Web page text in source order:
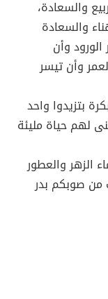
والسعادة،
والسعادة
وأن
وأن تيسر
بتزيدوا واحد
لهم حياة مليئة
الزهر والعطور
من صوبكم بدر